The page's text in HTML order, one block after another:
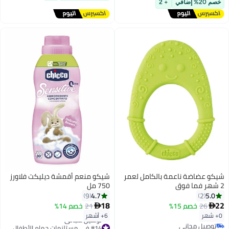
خصم 20% إضافي + 2
شيكو عضاضة ناعمة بالكامل لعمر
2 شهر فما فوق
5.0
2
22
26 خصم 15%
0+ شهر
توصيل مجاني
شيكو منعم أقمشة ديليكت فلاورز
750 مل
4.7
9
18
21 خصم 14%
6+ أشهر
#14 في مستلزمات حمام الأطفال